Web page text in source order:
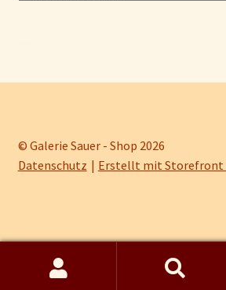
© Galerie Sauer - Shop 2026
Datenschutz
Erstellt mit Storefront
Kein Mehrwertsteuerausweis, da